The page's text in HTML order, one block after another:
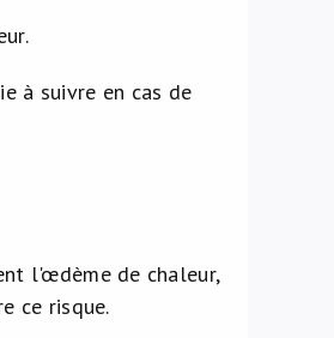
à suivre en cas de
l'œdème de chaleur,
ce risque.